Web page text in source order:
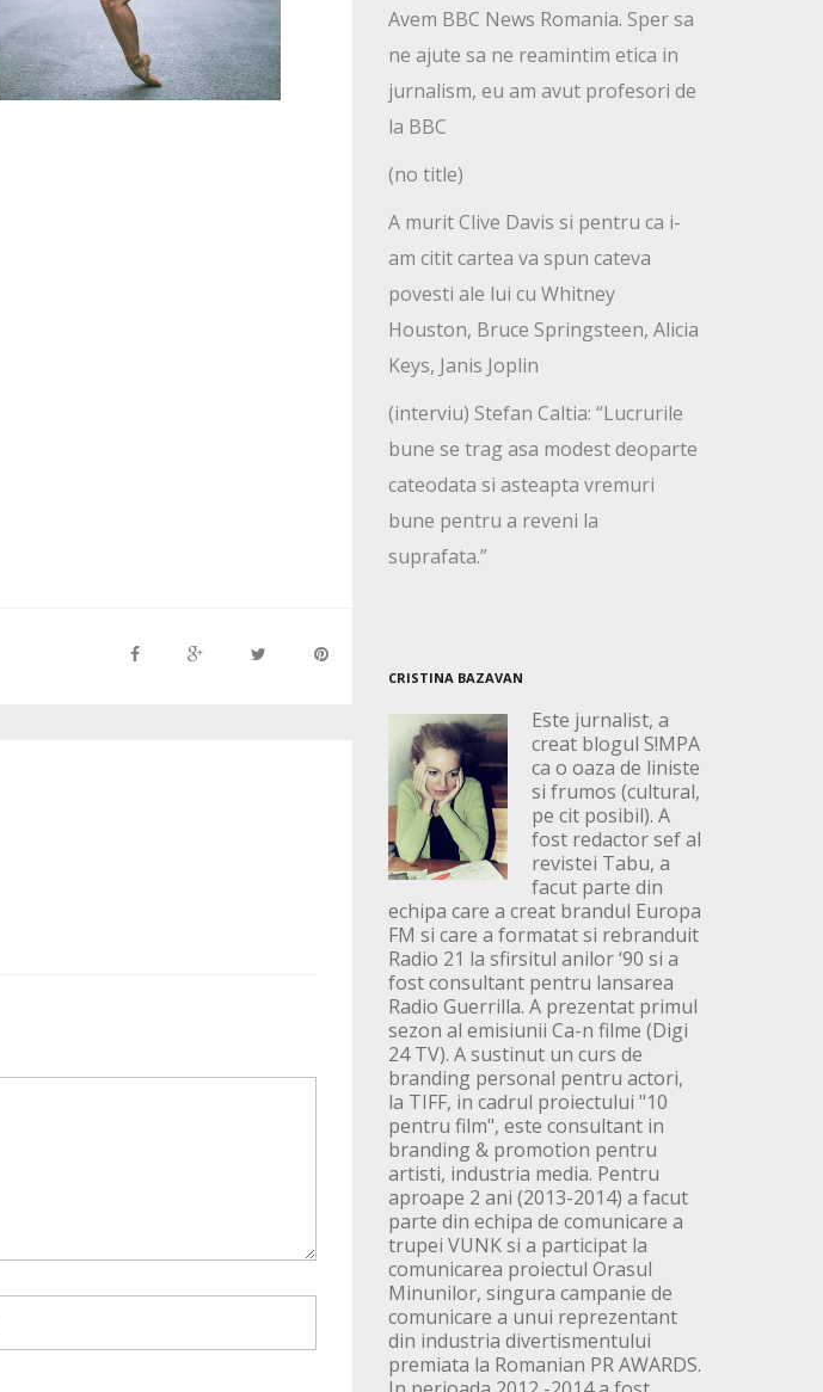
Avem BBC News Romania. Sper sa
ne ajute sa ne reamintim etica in
jurnalism, eu am avut profesori de
la BBC
(no title)
A murit Clive Davis si pentru ca i-
am citit cartea va spun cateva
povesti ale lui cu Whitney
Houston, Bruce Springsteen, Alicia
Keys, Janis Joplin
(interviu) Stefan Caltia: “Lucrurile
bune se trag asa modest deoparte
cateodata si asteapta vremuri
bune pentru a reveni la
suprafata.”
CRISTINA BAZAVAN
Este jurnalist, a
creat blogul S!MPA
ca o oaza de liniste
si frumos (cultural,
pe cit posibil). A
fost redactor sef al
revistei Tabu, a
facut parte din
echipa care a creat brandul Europa
FM si care a formatat si rebranduit
Radio 21 la sfirsitul anilor ‘90 si a
fost consultant pentru lansarea
Radio Guerrilla. A prezentat primul
sezon al emisiunii Ca-n filme (Digi
24 TV). A sustinut un curs de
branding personal pentru actori,
la TIFF, in cadrul proiectului "10
pentru film", este consultant in
branding & promotion pentru
artisti, industria media. Pentru
aproape 2 ani (2013-2014) a facut
parte din echipa de comunicare a
trupei VUNK si a participat la
comunicarea proiectul Orasul
Minunilor, singura campanie de
comunicare a unui reprezentant
din industria divertismentului
premiata la Romanian PR AWARDS.